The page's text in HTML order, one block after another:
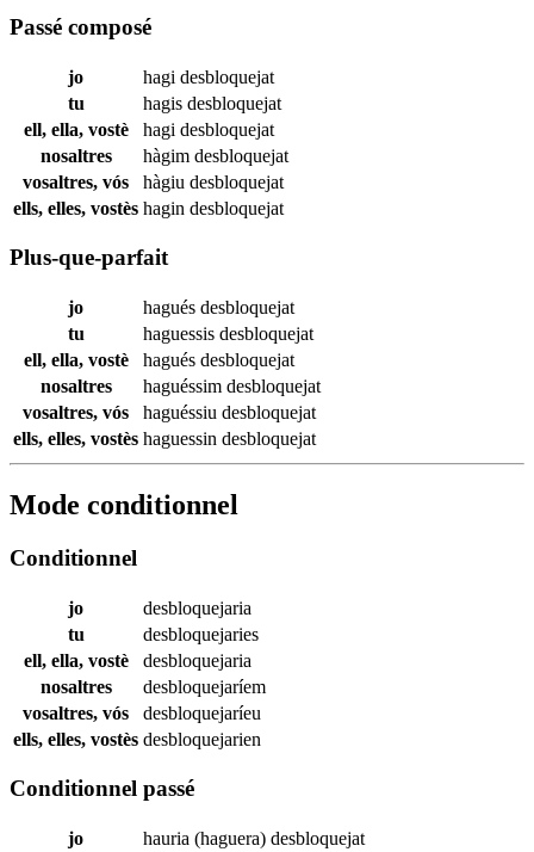
Passé composé
jo hagi desbloquejat
tu
hagis desbloquejat
ell, ella, vostè
hagi desbloquejat
nosaltres
hàgim desbloquejat
vosaltres, vós
hàgiu desbloquejat
ells, elles, vostès hagin desbloquejat
Plus-que-parfait
jo hagués desbloquejat
tu
haguessis desbloquejat
ell, ella, vostè
hagués desbloquejat
nosaltres
haguéssim desbloquejat
vosaltres, vós
haguéssiu desbloquejat
ells, elles, vostès haguessin desbloquejat
Mode conditionnel
Conditionnel
jo
desbloquejaria
tu
desbloquejaries
ell, ella, vostè
desbloquejaria
nosaltres
desbloquejaríem
vosaltres, vós
desbloquejaríeu
ells, elles, vostès desbloquejarien
Conditionnel passé
jo hauria (haguera) desbloquejat